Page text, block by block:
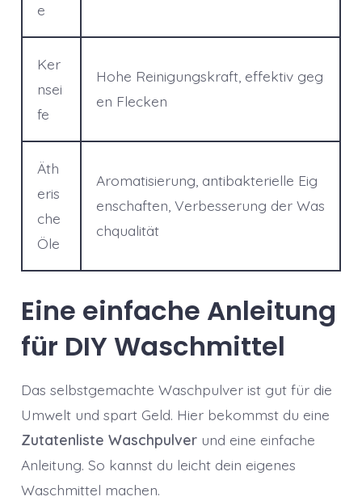
e
Ker
nsei
fe
Hohe Reinigungskraft, effektiv geg
en Flecken
Äth
eris
che
Öle
Aromatisierung, antibakterielle Eig
enschaften, Verbesserung der Was
chqualität
Eine einfache Anleitung
für DIY Waschmittel
Das selbstgemachte Waschpulver ist gut für die
Umwelt und spart Geld. Hier bekommst du eine
Zutatenliste Waschpulverund eine einfache
Anleitung. So kannst du leicht dein eigenes
Waschmittel machen.